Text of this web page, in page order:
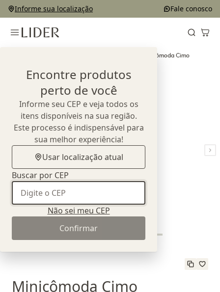
Informe sua localização Fale conosco
Encontre produtos
perto de você
Informe seu CEP e veja todos os
itens disponíveis na sua região.
Este processo é indispensável para
sua melhor experiência!
Usar localização atual
Buscar por CEP
Não sei meu CEP
Confirmar
Minicômoda Cimo
Minicômoda Cimo